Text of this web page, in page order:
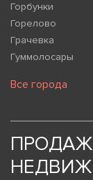
Горбунки
Горелово
Грачевка
Гуммолосары
Все города